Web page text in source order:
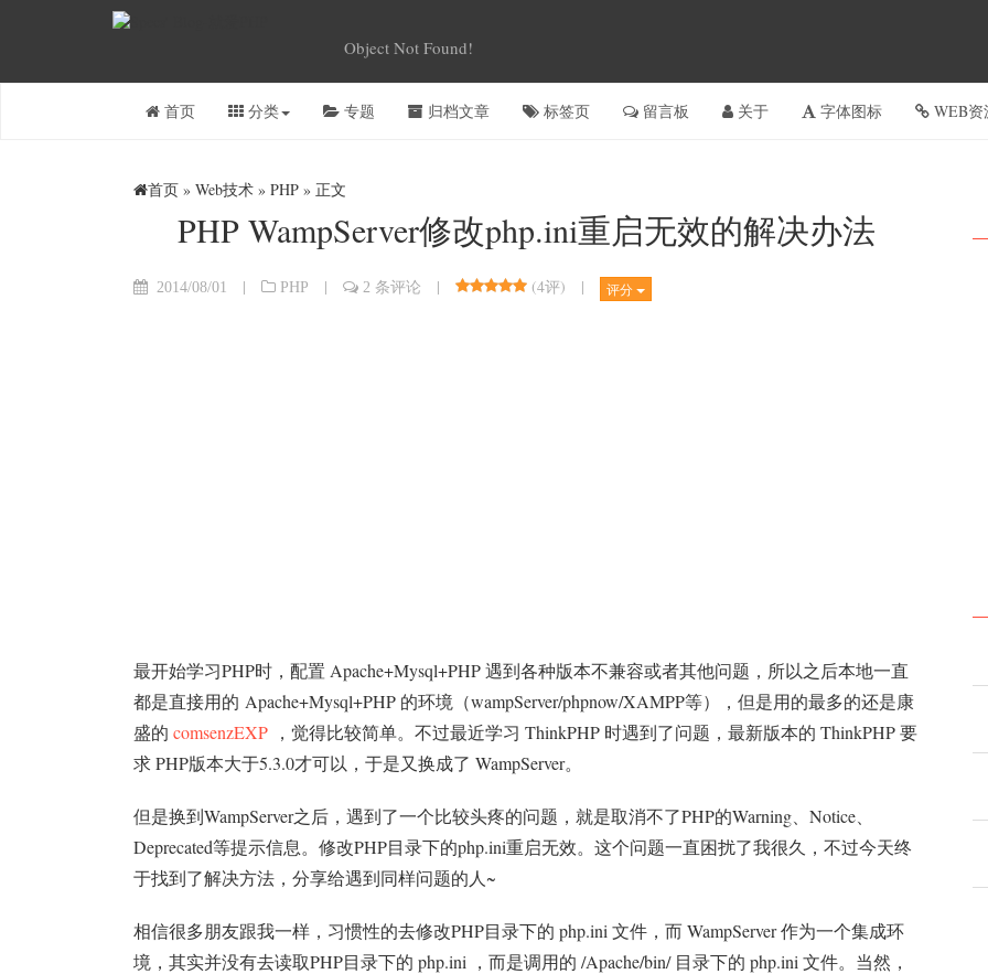
Object Not Found!
首页 分类 专题 归档文章 标签页 留言板 关于 字体图标 WEB资
首页 » Web技术 » PHP » 正文
PHP WampServer修改php.ini重启无效的解决办法
2014/08/01 | PHP | 2 条评论 | (4评) | 评分
最开始学习PHP时，配置 Apache+Mysql+PHP 遇到各种版本不兼容或者其他问题，所以之后本地一直
都是直接用的 Apache+Mysql+PHP 的环境（wampServer/phpnow/XAMPP等），但是用的最多的还是康
盛的 comsenzEXP ，觉得比较简单。不过最近学习 ThinkPHP 时遇到了问题，最新版本的 ThinkPHP 要
求 PHP版本大于5.3.0才可以，于是又换成了 WampServer。
但是换到WampServer之后，遇到了一个比较头疼的问题，就是取消不了PHP的Warning、Notice、
Deprecated等提示信息。修改PHP目录下的php.ini重启无效。这个问题一直困扰了我很久，不过今天终
于找到了解决方法，分享给遇到同样问题的人~
相信很多朋友跟我一样，习惯性的去修改PHP目录下的 php.ini 文件，而 WampServer 作为一个集成环
境，其实并没有去读取PHP目录下的 php.ini ，而是调用的 /Apache/bin/ 目录下的 php.ini 文件。当然，